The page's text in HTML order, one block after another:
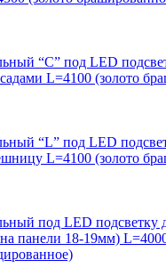
“C” под LED
L=4100 (золото
“L” под LED
L=4100 (золото
под LED подсветку
панели 18-19мм)